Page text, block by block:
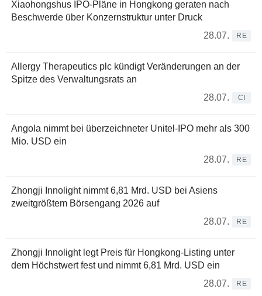
Xiaohongshus IPO-Pläne in Hongkong geraten nach
Beschwerde über Konzernstruktur unter Druck
28.07.
RE
Allergy Therapeutics plc kündigt Veränderungen an der
Spitze des Verwaltungsrats an
28.07.
CI
Angola nimmt bei überzeichneter Unitel-IPO mehr als 300
Mio. USD ein
28.07.
RE
Zhongji Innolight nimmt 6,81 Mrd. USD bei Asiens
zweitgrößtem Börsengang 2026 auf
28.07.
RE
Zhongji Innolight legt Preis für Hongkong-Listing unter
dem Höchstwert fest und nimmt 6,81 Mrd. USD ein
28.07.
RE